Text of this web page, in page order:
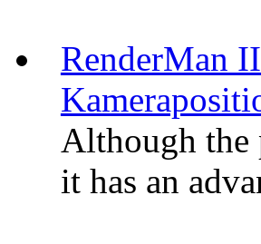
RenderMan
Although the
it has an